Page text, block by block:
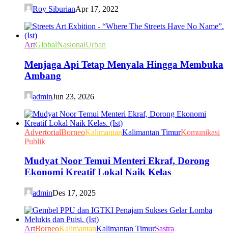
Roy SiburianApr 17, 2022
ArtGlobalNasionalUrban
Menjaga Api Tetap Menyala Hingga Membuka
Ambang
adminJun 23, 2026
AdvertorialBorneoKalimantanKalimantan TimurKomunikasi
Publik
Mudyat Noor Temui Menteri Ekraf, Dorong
Ekonomi Kreatif Lokal Naik Kelas
adminDes 17, 2025
ArtBorneoKalimantanKalimantan TimurSastra